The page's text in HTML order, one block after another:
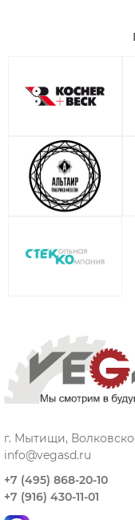
г. Мытищи,
info@vegasd.ru
+7 (495) 868-20-10
+7 (916) 430-11-01